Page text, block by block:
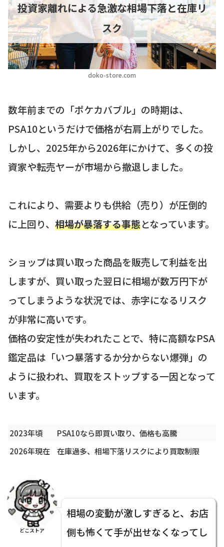
doko-store.com
投資家離れによる急激な相場下落と在庫リ
スク
数年前までの「ポケカバブル」の時期は、
PSA10というだけで価格が右肩上がりでした。
しかし、2025年から2026年にかけて、多くの投
資家や転売ヤーが市場から撤退しました。
これにより、需要よりも供給（売り）が圧倒的
に上回り、 相場が暴落する事態となっています。
ショップは買い取った商品を販売して利益を出
しますが、買い取った翌日に相場が数万円下が
ってしまうような状況では、赤字になるリスク
が非常に高いです。
価格の安定性が失われたことで、特に高額なPSA
鑑定品は「いつ暴落するか分からない爆弾」の
ように扱われ、買取をストップする一因となって
います。
2023年頃
PSA10なら即買い取り、価格も高騰
2026年現在
在庫過多、相場下落リスクにより買取制限
どこストア
相場の変動が激しすぎると、お店
側も怖くて手が出せなくなってし